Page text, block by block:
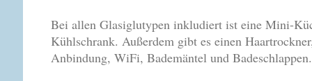
Bei allen Glasiglutypen inkludiert ist eine Mini-
Kühlschrank. Außerdem gibt es einen
Anbindung, WiFi, Bademäntel und Badeschlappen.